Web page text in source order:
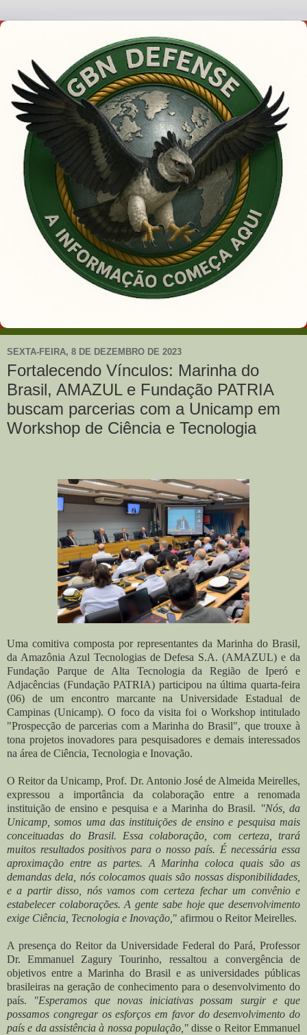
SEXTA-FEIRA, 8 DE DEZEMBRO DE 2023
Fortalecendo Vínculos: Marinha do
Brasil, AMAZUL e Fundação PATRIA
buscam parcerias com a Unicamp em
Workshop de Ciência e Tecnologia
Uma comitiva composta por representantes da Marinha do Brasil,
da Amazônia Azul Tecnologias de Defesa S.A. (AMAZUL) e da
Fundação Parque de Alta Tecnologia da Região de Iperó e
Adjacências (Fundação PATRIA) participou na última quarta-feira
(06) de um encontro marcante na Universidade Estadual de
Campinas (Unicamp). O foco da visita foi o Workshop intitulado
"Prospecção de parcerias com a Marinha do Brasil", que trouxe à
tona projetos inovadores para pesquisadores e demais interessados
na área de Ciência, Tecnologia e Inovação.
O Reitor da Unicamp, Prof. Dr. Antonio José de Almeida Meirelles,
expressou a importância da colaboração entre a renomada
instituição de ensino e pesquisa e a Marinha do Brasil. "Nós, da
Unicamp, somos uma das instituições de ensino e pesquisa mais
conceituadas do Brasil. Essa colaboração, com certeza, trará
muitos resultados positivos para o nosso país. É necessária essa
aproximação entre as partes. A Marinha coloca quais são as
demandas dela, nós colocamos quais são nossas disponibilidades,
e a partir disso, nós vamos com certeza fechar um convênio e
estabelecer colaborações. A gente sabe hoje que desenvolvimento
exige Ciência, Tecnologia e Inovação," afirmou o Reitor Meirelles.
A presença do Reitor da Universidade Federal do Pará, Professor
Dr. Emmanuel Zagury Tourinho, ressaltou a convergência de
objetivos entre a Marinha do Brasil e as universidades públicas
brasileiras na geração de conhecimento para o desenvolvimento do
país.
"Esperamos que novas iniciativas possam surgir e que
possamos congregar os esforços em favor do desenvolvimento do
país e da assistência à nossa população,"disse o Reitor Emmanuel